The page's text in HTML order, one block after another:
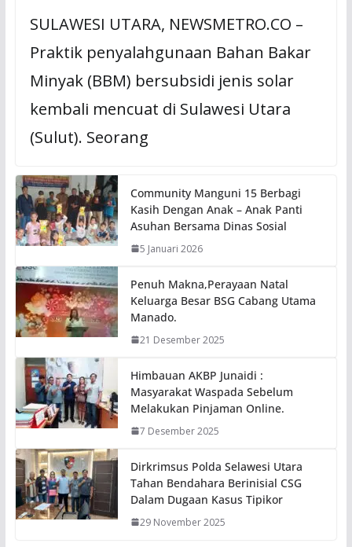
SULAWESI UTARA, NEWSMETRO.CO –
Praktik penyalahgunaan Bahan Bakar
Minyak (BBM) bersubsidi jenis solar
kembali mencuat di Sulawesi Utara
(Sulut). Seorang
Community Manguni 15 Berbagi
Kasih Dengan Anak – Anak Panti
Asuhan Bersama Dinas Sosial
5 Januari 2026
Penuh Makna,Perayaan Natal
Keluarga Besar BSG Cabang Utama
Manado.
21 Desember 2025
Himbauan AKBP Junaidi :
Masyarakat Waspada Sebelum
Melakukan Pinjaman Online.
7 Desember 2025
Dirkrimsus Polda Selawesi Utara
Tahan Bendahara Berinisial CSG
Dalam Dugaan Kasus Tipikor
29 November 2025